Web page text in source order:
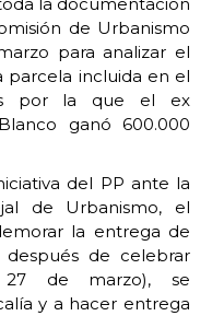
de Urbanismo
para analizar el
parcela incluida en el
por la que el ex
ganó 600.000
del PP ante la
de Urbanismo, el
la entrega de
de celebrar
de marzo), se
y a hacer entrega